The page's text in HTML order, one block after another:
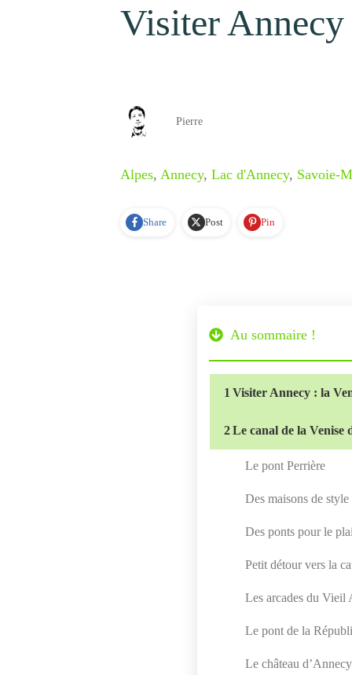
Visiter Annecy
Pierre
Alpes, Annecy, Lac d'Annecy, Savoie-
Share Post Pin
Au sommaire !
1 Visiter Annecy : la
2Le canal de la Venise
Le pont Perrière
Des maisons de
Des ponts pour le
Petit détour vers la
Les arcades du Vieil
Le pont de la
Le château d’Annecy